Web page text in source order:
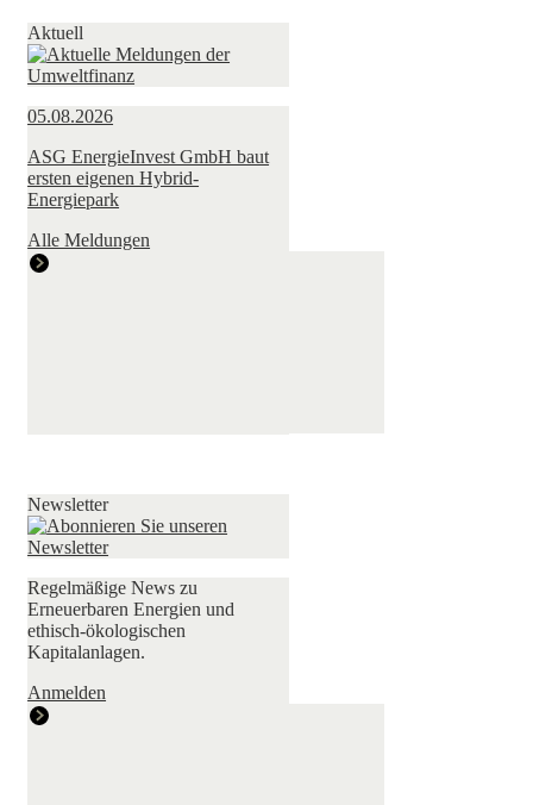
Aktuell
05.08.2026
ASG EnergieInvest GmbH baut
ersten eigenen Hybrid-
Energiepark
Alle Meldungen
Newsletter
Regelmäßige News zu
Erneuerbaren Energien und
ethisch-ökologischen
Kapitalanlagen.
Anmelden